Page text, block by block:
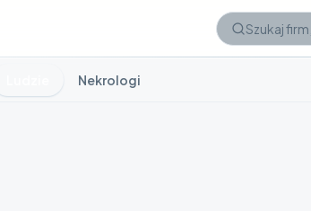
Nekrologi